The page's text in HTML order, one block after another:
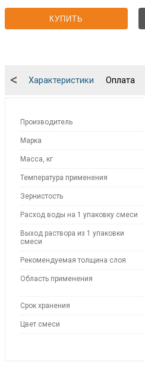
КУПИТЬ
Характеристики Оплата
<
Производитель
Марка
Масса, кг
Температура применения
Зернистость
Расход воды на 1 упаковку смеси
Выход раствора из 1 упаковки
смеси
Рекомендуемая толщина слоя
Область применения
Срок хранения
Цвет смеси